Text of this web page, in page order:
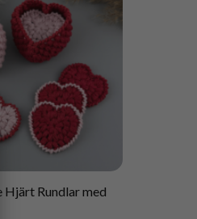
Rundlar med